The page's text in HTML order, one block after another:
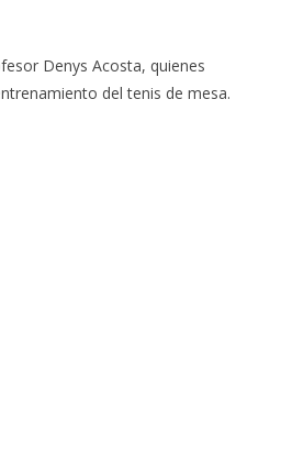
Denys Acosta, quienes
del tenis de mesa.